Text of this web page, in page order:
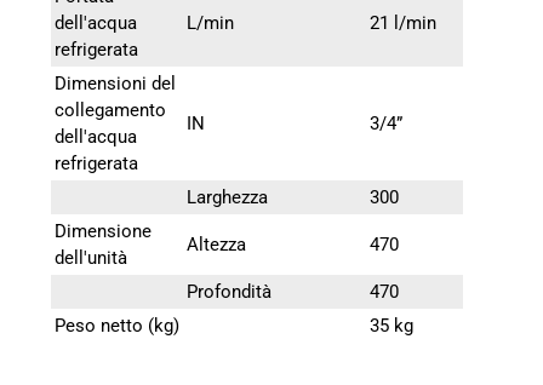
dell'acqua
refrigerata
L/min 21 l/min
Dimensioni del
collegamento
dell'acqua
refrigerata
IN 3/4”
Larghezza
300
Dimensione
dell'unità
Altezza 470
Profondità
470
Peso netto (kg)
35 kg